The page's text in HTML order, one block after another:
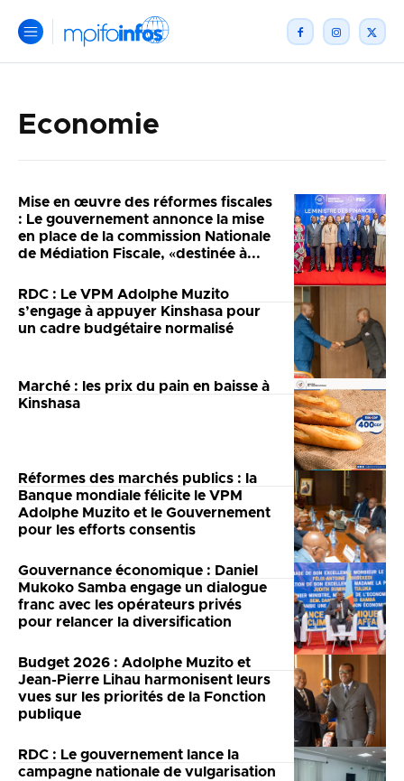
Economie
Mise en œuvre des réformes fiscales
: Le gouvernement annonce la mise
en place de la commission Nationale
de Médiation Fiscale, «destinée à...
RDC : Le VPM Adolphe Muzito
s’engage à appuyer Kinshasa pour
un cadre budgétaire normalisé
Marché : les prix du pain en baisse à
Kinshasa
Réformes des marchés publics : la
Banque mondiale félicite le VPM
Adolphe Muzito et le Gouvernement
pour les efforts consentis
Gouvernance économique : Daniel
Mukoko Samba engage un dialogue
franc avec les opérateurs privés
pour relancer la diversification
Budget 2026 : Adolphe Muzito et
Jean-Pierre Lihau harmonisent leurs
vues sur les priorités de la Fonction
publique
RDC : Le gouvernement lance la
campagne nationale de vulgarisation